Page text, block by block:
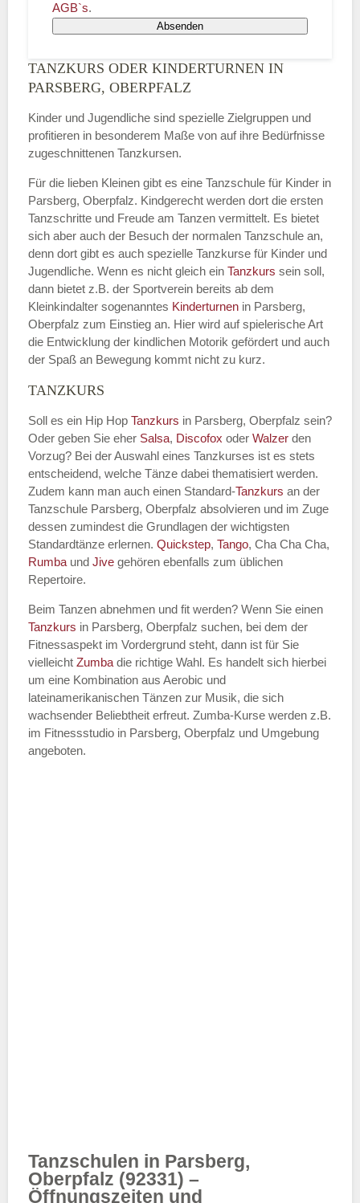
AGB`s.
Absenden
TANZKURS ODER KINDERTURNEN IN
PARSBERG, OBERPFALZ
Kinder und Jugendliche sind spezielle Zielgruppen und
profitieren in besonderem Maße von auf ihre Bedürfnisse
zugeschnittenen Tanzkursen.
Für die lieben Kleinen gibt es eine Tanzschule für Kinder in
Parsberg, Oberpfalz. Kindgerecht werden dort die ersten
Tanzschritte und Freude am Tanzen vermittelt. Es bietet
sich aber auch der Besuch der normalen Tanzschule an,
denn dort gibt es auch spezielle Tanzkurse für Kinder und
Jugendliche. Wenn es nicht gleich ein Tanzkurs sein soll,
dann bietet z.B. der Sportverein bereits ab dem
Kleinkindalter sogenanntes Kinderturnen in Parsberg,
Oberpfalz zum Einstieg an. Hier wird auf spielerische Art
die Entwicklung der kindlichen Motorik gefördert und auch
der Spaß an Bewegung kommt nicht zu kurz.
TANZKURS
Soll es ein Hip Hop Tanzkurs in Parsberg, Oberpfalz sein?
Oder geben Sie eher Salsa, Discofox oder Walzer den
Vorzug? Bei der Auswahl eines Tanzkurses ist es stets
entscheidend, welche Tänze dabei thematisiert werden.
Zudem kann man auch einen Standard-Tanzkurs an der
Tanzschule Parsberg, Oberpfalz absolvieren und im Zuge
dessen zumindest die Grundlagen der wichtigsten
Standardtänze erlernen. Quickstep, Tango, Cha Cha Cha,
Rumba und Jive gehören ebenfalls zum üblichen
Repertoire.
Beim Tanzen abnehmen und fit werden? Wenn Sie einen
Tanzkurs in Parsberg, Oberpfalz suchen, bei dem der
Fitnessaspekt im Vordergrund steht, dann ist für Sie
vielleicht Zumba die richtige Wahl. Es handelt sich hierbei
um eine Kombination aus Aerobic und
lateinamerikanischen Tänzen zur Musik, die sich
wachsender Beliebtheit erfreut. Zumba-Kurse werden z.B.
im Fitnessstudio in Parsberg, Oberpfalz und Umgebung
angeboten.
Tanzschulen in Parsberg,
Oberpfalz (92331) –
Öffnungszeiten und